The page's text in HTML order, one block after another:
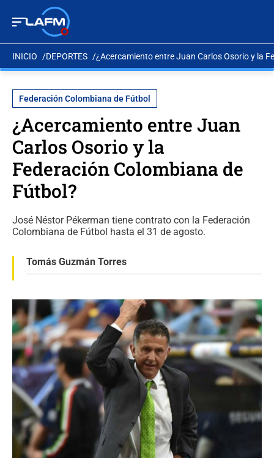
INICIO DEPORTES ¿Acercamiento entre Juan Carlos Osorio y la
Federación Colombiana de Fútbol
¿Acercamiento entre Juan
Carlos Osorio y la
Federación Colombiana de
Fútbol?
José Néstor Pékerman tiene contrato con la Federación
Colombiana de Fútbol hasta el 31 de agosto.
Tomás Guzmán Torres